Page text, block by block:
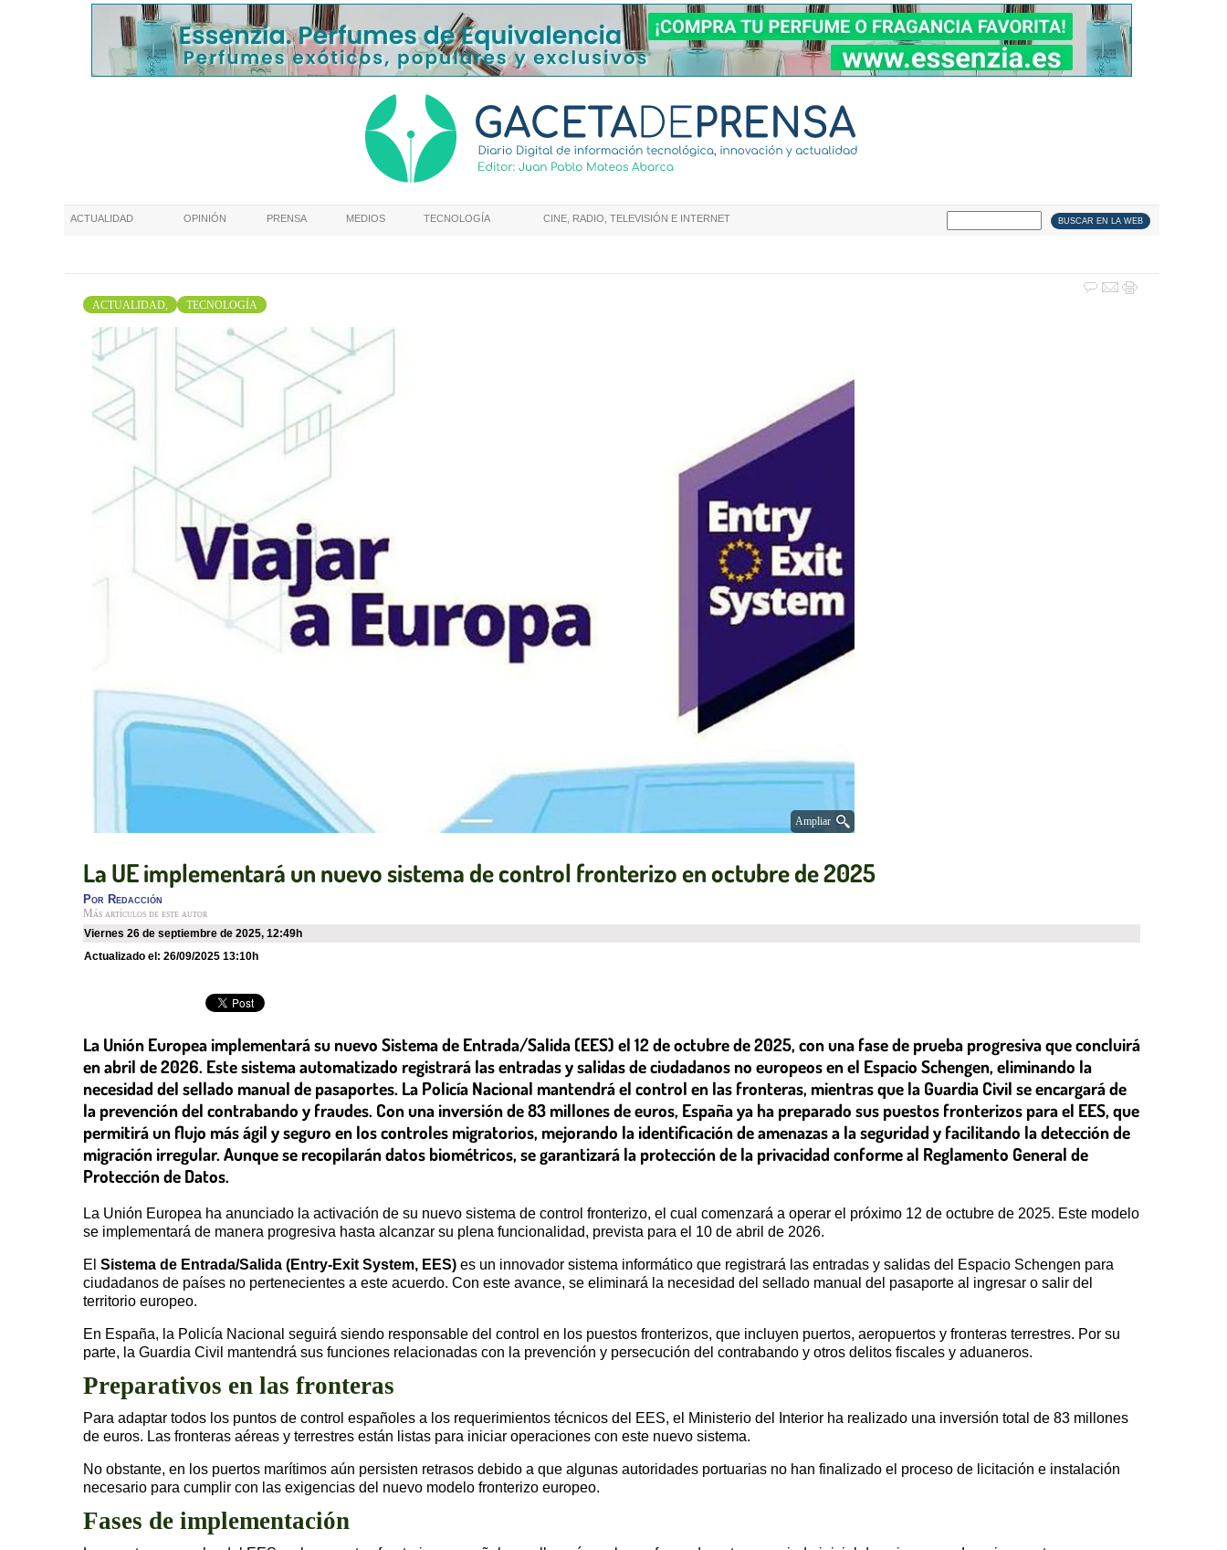
ACTUALIDAD OPINIÓN PRENSA MEDIOS TECNOLOGÍA CINE, RADIO, TELEVISIÓN E INTERNET
ACTUALIDAD, TECNOLOGÍA
Ampliar
La UE implementará un nuevo sistema de control fronterizo en octubre de 2025
Por Redacción
Más artículos de este autor
viernes 26 de septiembre de 2025, 12:49h
Actualizado el: 26/09/2025 13:10h
La Unión Europea implementará su nuevo Sistema de Entrada/Salida (EES) el 12 de octubre de 2025, con una fase de prueba progresiva que concluirá
en abril de 2026. Este sistema automatizado registrará las entradas y salidas de ciudadanos no europeos en el Espacio Schengen, eliminando la
necesidad del sellado manual de pasaportes. La Policía Nacional mantendrá el control en las fronteras, mientras que la Guardia Civil se encargará de
la prevención del contrabando y fraudes. Con una inversión de 83 millones de euros, España ya ha preparado sus puestos fronterizos para el EES, que
permitirá un flujo más ágil y seguro en los controles migratorios, mejorando la identificación de amenazas a la seguridad y facilitando la detección de
migración irregular. Aunque se recopilarán datos biométricos, se garantizará la protección de la privacidad conforme al Reglamento General de
Protección de Datos.
La Unión Europea ha anunciado la activación de su nuevo sistema de control fronterizo, el cual comenzará a operar el próximo 12 de octubre de 2025. Este modelo
se implementará de manera progresiva hasta alcanzar su plena funcionalidad, prevista para el 10 de abril de 2026.
El Sistema de Entrada/Salida (Entry-Exit System, EES) es un innovador sistema informático que registrará las entradas y salidas del Espacio Schengen para
ciudadanos de países no pertenecientes a este acuerdo. Con este avance, se eliminará la necesidad del sellado manual del pasaporte al ingresar o salir del
territorio europeo.
En España, la Policía Nacional seguirá siendo responsable del control en los puestos fronterizos, que incluyen puertos, aeropuertos y fronteras terrestres. Por su
parte, la Guardia Civil mantendrá sus funciones relacionadas con la prevención y persecución del contrabando y otros delitos fiscales y aduaneros.
Preparativos en las fronteras
Para adaptar todos los puntos de control españoles a los requerimientos técnicos del EES, el Ministerio del Interior ha realizado una inversión total de 83 millones
de euros. Las fronteras aéreas y terrestres están listas para iniciar operaciones con este nuevo sistema.
No obstante, en los puertos marítimos aún persisten retrasos debido a que algunas autoridades portuarias no han finalizado el proceso de licitación e instalación
necesario para cumplir con las exigencias del nuevo modelo fronterizo europeo.
Fases de implementación